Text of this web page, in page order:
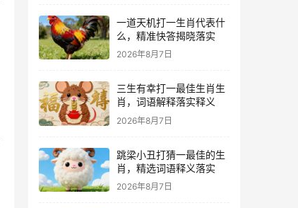
一道天机打一生肖代表什
么，精准快答揭晓落实
2026年8月7日
三生有幸打一最佳生肖生
肖，词语解释落实释义
2026年8月7日
跳梁小丑打猜一最佳的生
肖，精选词语释义落实
2026年8月7日